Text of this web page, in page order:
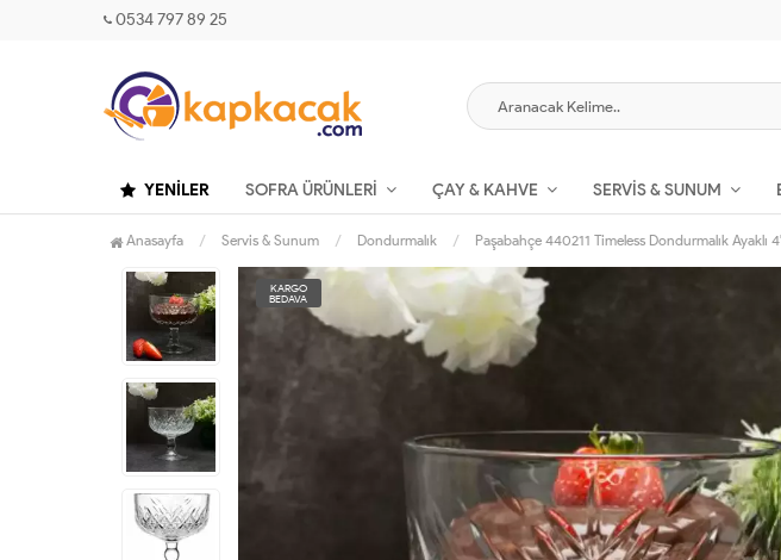
0534 797 89 25
YENILER SOFRA ÜRÜNLERI ÇAY & KAHVE SERVIS & SUNUM
Anasayfa Servis & Sunum Dondurmalık Paşabahçe 440211 Timeless Dondurmalık Ayaklı
KARGO
BEDAVA